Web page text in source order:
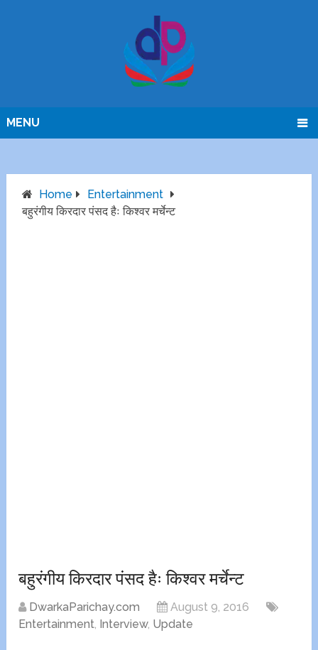
MENU
Home
Entertainment
बहुरंगीय किरदार पंसद हैः किश्वर मर्चेन्ट
बहुरंगीय किरदार पंसद हैः किश्वर मर्चेन्ट
DwarkaParichay.com
August 9, 2016
Entertainment, Interview, Update